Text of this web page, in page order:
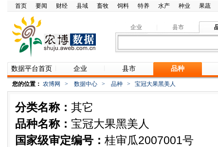
首页 要闻 财经 县域 畜牧 饲料 特养 水产 种业 果蔬
企业 县市
数据平台首页 企业 县市 品种
您的位置： 农博网 > 数据中心 > 品种 > 宝冠大果黑美人
分类名称： 其它
品种名称： 宝冠大果黑美人
国家级审定编号： 桂审瓜2007001号